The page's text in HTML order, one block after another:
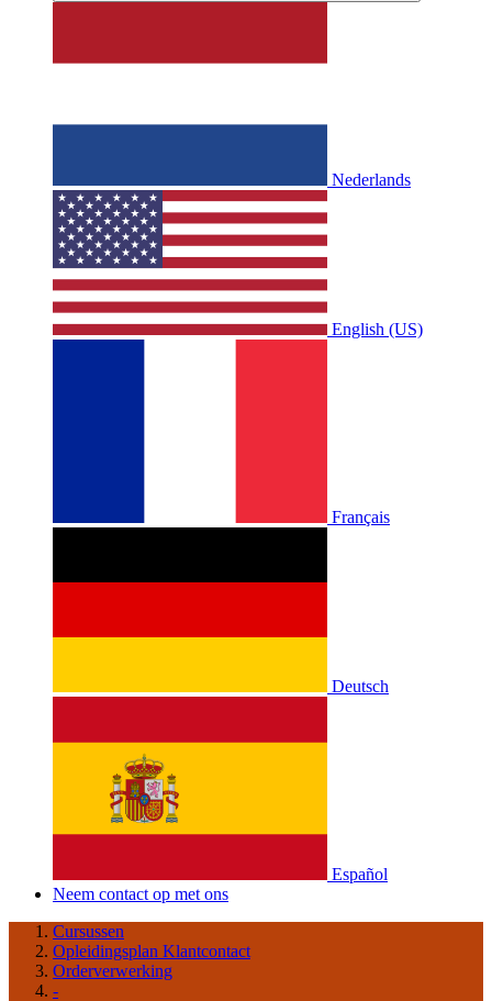
Nederlands
English (US)
Français
Deutsch
Español
Neem contact op met ons
Cursussen
Opleidingsplan Klantcontact
Orderverwerking
-